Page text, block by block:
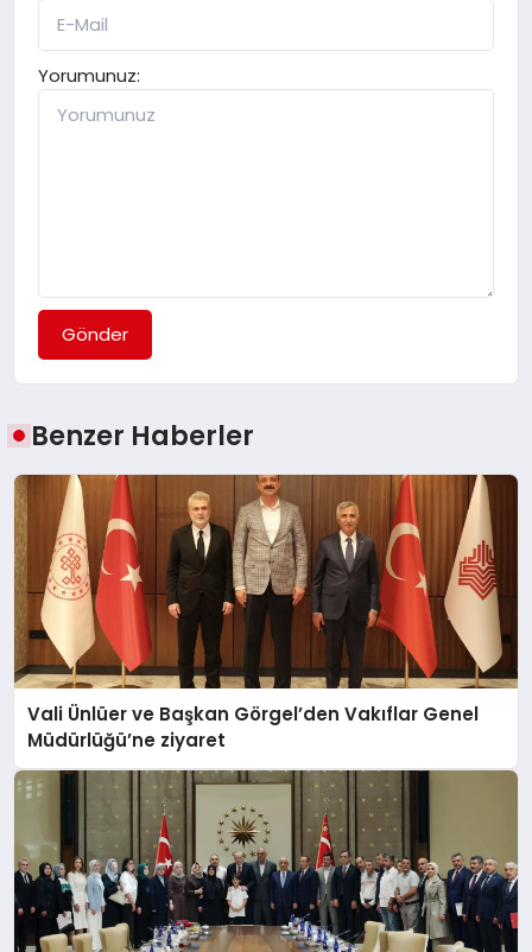
Yorumunuz:
Gönder
Benzer Haberler
Vali Ünlüer ve Başkan Görgel’den Vakıflar Genel
Müdürlüğü’ne ziyaret